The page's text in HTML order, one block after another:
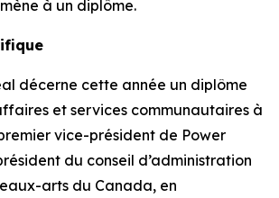
à un diplôme.
décerne cette année un diplôme
et services communautaires à
vice-président de Power
du conseil d’administration
arts du Canada, en